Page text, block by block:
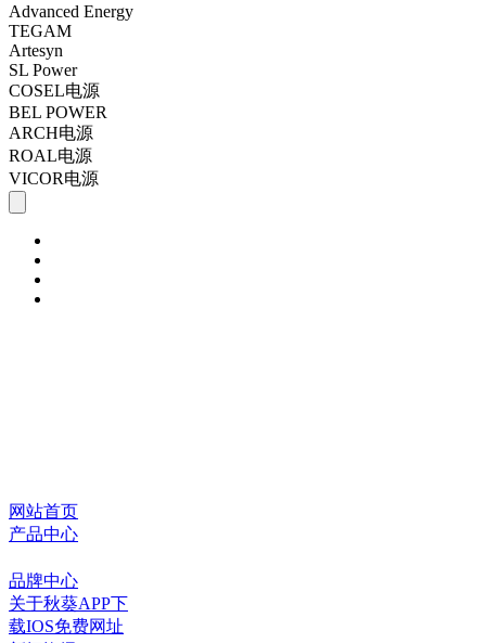
Advanced Energy
TEGAM
Artesyn
SL Power
COSEL电源
BEL POWER
ARCH电源
ROAL电源
VICOR电源
网站首页
产品中心
品牌中心
关于秋葵APP下
载IOS免费网址